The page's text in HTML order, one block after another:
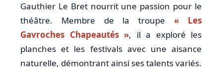
Gauthier Le Bret nourrit une passion pour le
théâtre. Membre de la troupe« Les
Gavroches Chapeautés », il a exploré les
planches et les festivals avec une aisance
naturelle, démontrant ainsi ses talents variés.